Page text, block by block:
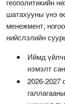
геополитикийн
шатахууны үнэ
менежмент,
нийслэлийн
Иймд
нэмэлт
2026-2027